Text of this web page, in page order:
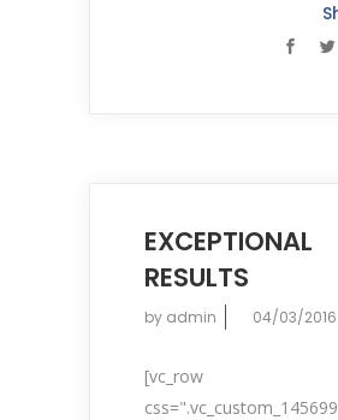
EXCEPTIONAL
RESULTS
by admin 04/03/2016
[vc_row